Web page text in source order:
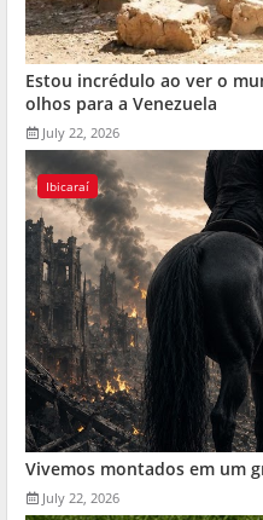
Estou incrédulo ao ver o
olhos para a Venezuela
July 22, 2026
Ibicaraí
Vivemos montados em um
July 22, 2026